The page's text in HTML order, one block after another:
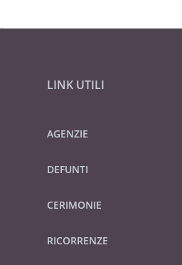
LINK UTILI
AGENZIE
DEFUNTI
CERIMONIE
RICORRENZE